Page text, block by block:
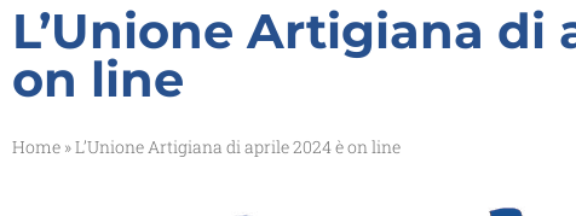
L’Unione Artigiana di
on line
Home »L’Unione Artigiana di aprile 2024 è on line